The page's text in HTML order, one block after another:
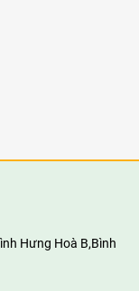
Hưng Hoà B,Bình